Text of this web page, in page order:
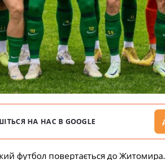
НА НАС В GOOGLE
футбол повертається до Житомира.